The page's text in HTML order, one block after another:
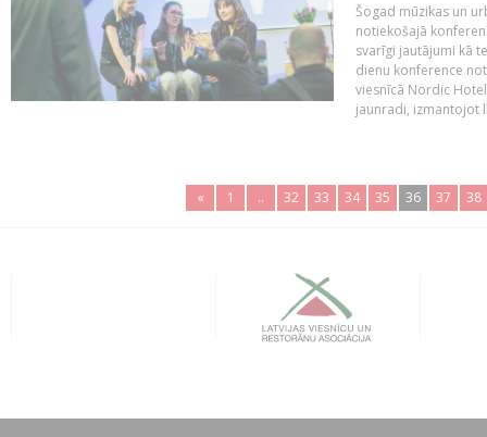
Šogad mūzikas un
notiekošajā
svarīgi jautājumi kā
dienu konference
viesnīcā Nordic
jaunradi, izmantojot
« 1 .. 32 33 34 35 36 37 38